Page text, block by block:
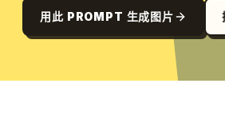
用此 PROMPT 生成图片